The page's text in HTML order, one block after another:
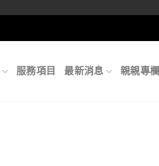
服務項目 最新消息 親親專欄